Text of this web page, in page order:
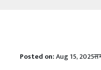
Posted on:Aug 15, 2025